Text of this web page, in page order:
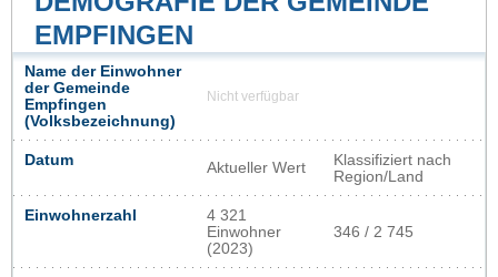
EMPFINGEN
Name der Einwohner
der Gemeinde
Empfingen
(Volksbezeichnung)
Nicht verfügbar
Datum Aktueller Wert
Klassifiziert nach
Region/Land
Einwohnerzahl
4 321
Einwohner
(2023)
346 / 2 745